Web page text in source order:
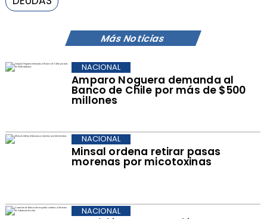
Más Noticias
Amparo Noguera demanda al
Banco de Chile por más de $500
millones
NACIONAL
Minsal ordena retirar pasas
morenas por micotoxinas
NACIONAL
NACIONAL